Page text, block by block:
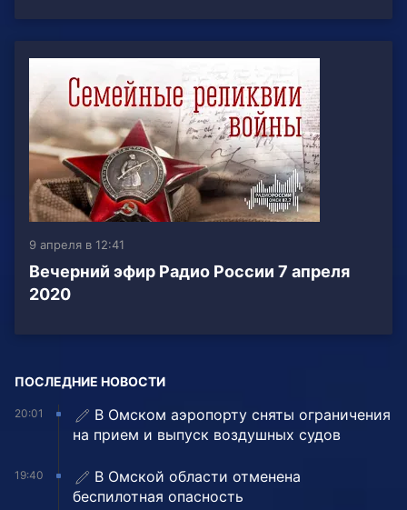
9 апреля в 12:41
Вечерний эфир Радио России 7 апреля
2020
ПОСЛЕДНИЕ НОВОСТИ
20:01
В Омском аэропорту сняты ограничения
на прием и выпуск воздушных судов
19:40
В Омской области отменена
беспилотная опасность